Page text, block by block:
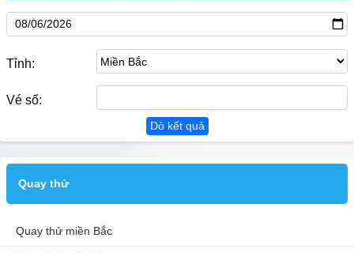
Tỉnh:
Vé số:
Dò kết quả
Quay thử
Quay thử miền Bắc